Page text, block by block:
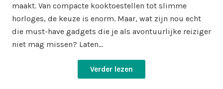
maakt. Van compacte kooktoestellen tot slimme
horloges, de keuze is enorm. Maar, wat zijn nou echt
die must-have gadgets die je als avontuurlijke reiziger
niet mag missen? Laten…
Verder lezen